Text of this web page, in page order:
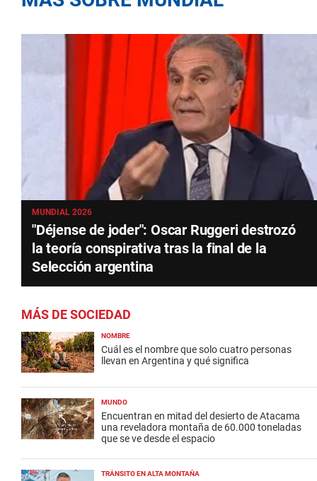
MUNDIAL 2026
"Déjense de joder": Oscar Ruggeri destrozó
la teoría conspirativa tras la final de la
Selección argentina
MÁS DE SOCIEDAD
NOMBRE
Cuál es el nombre que solo cuatro personas
llevan en Argentina y qué significa
MUNDO
Encuentran en mitad del desierto de Atacama
una reveladora montaña de 60.000 toneladas
que se ve desde el espacio
TRÁNSITO EN ALTA MONTAÑA